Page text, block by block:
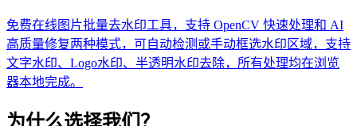
免费在线图片批量去水印工具，支持 OpenCV 快速处理和 AI
高质量修复两种模式，可自动检测或手动框选水印区域，支持
文字水印、Logo水印、半透明水印去除，所有处理均在浏览
器本地完成。